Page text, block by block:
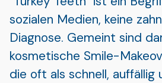
sozialen Medien, keine
Diagnose. Gemeint sind
kosmetische Smile-
die oft als schnell, auffällig